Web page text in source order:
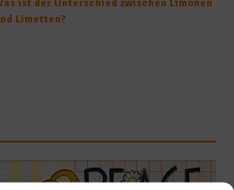
ist der Unterschied zwischen Limonen
Limetten?